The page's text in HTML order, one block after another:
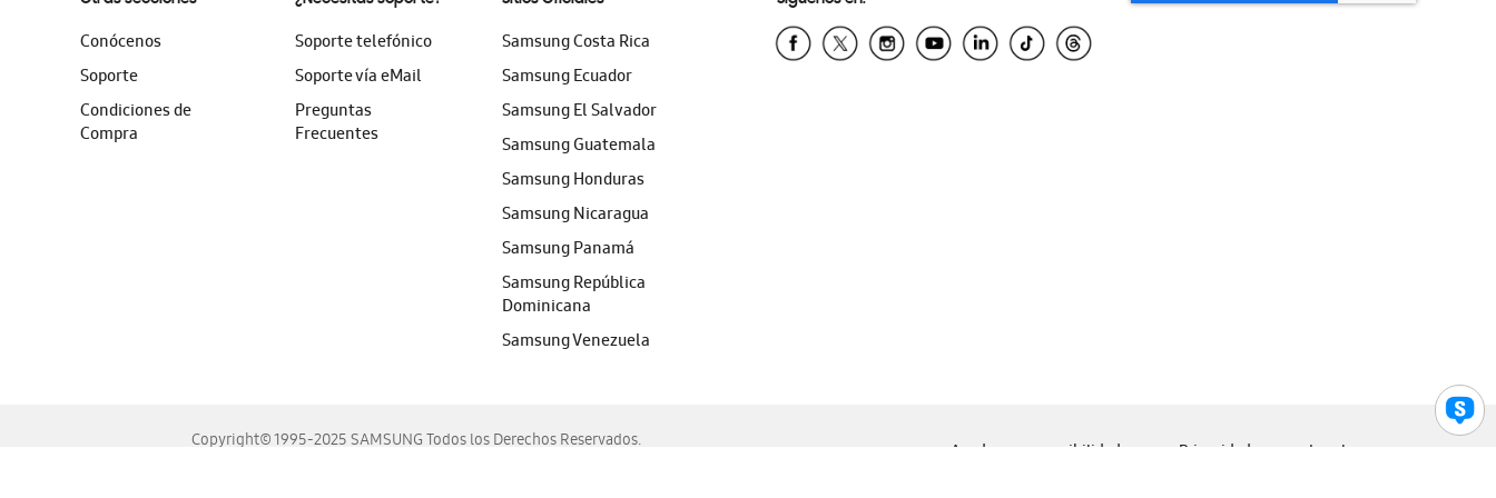
Conócenos
Soporte
Condiciones de
Compra
Soporte telefónico
Soporte vía eMail
Preguntas
Frecuentes
Samsung Costa Rica
Samsung Ecuador
Samsung El Salvador
Samsung Guatemala
Samsung Honduras
Samsung Nicaragua
Samsung Panamá
Samsung República
Dominicana
Samsung Venezuela
Copyright© 1995-2025 SAMSUNG Todos los Derechos Reservados.
Ayuda para accesibilidad Privacidad Legal